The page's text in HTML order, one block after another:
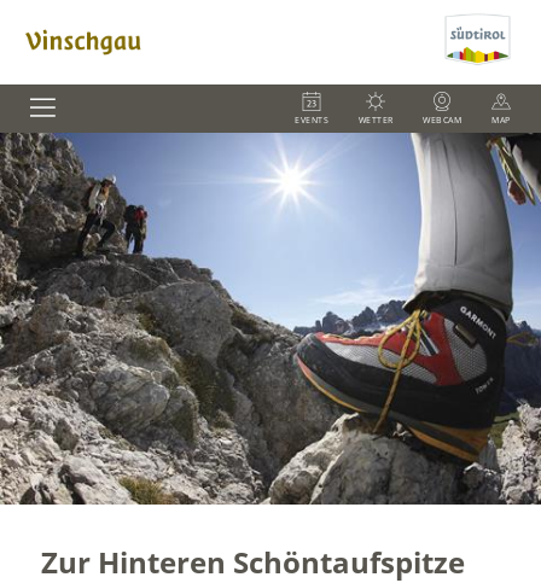
EVENTS WETTER WEBCAM MAP
Zur Hinteren Schöntaufspitze